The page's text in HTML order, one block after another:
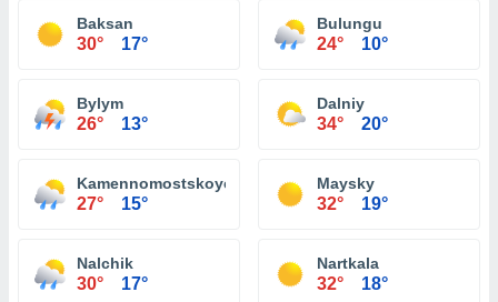
Baksan
30° 17°
Bulungu
24° 10°
Bylym
26° 13°
Dalniy
34° 20°
Kamennomostskoye
27° 15°
Maysky
32° 19°
Nalchik
30° 17°
Nartkala
32° 18°